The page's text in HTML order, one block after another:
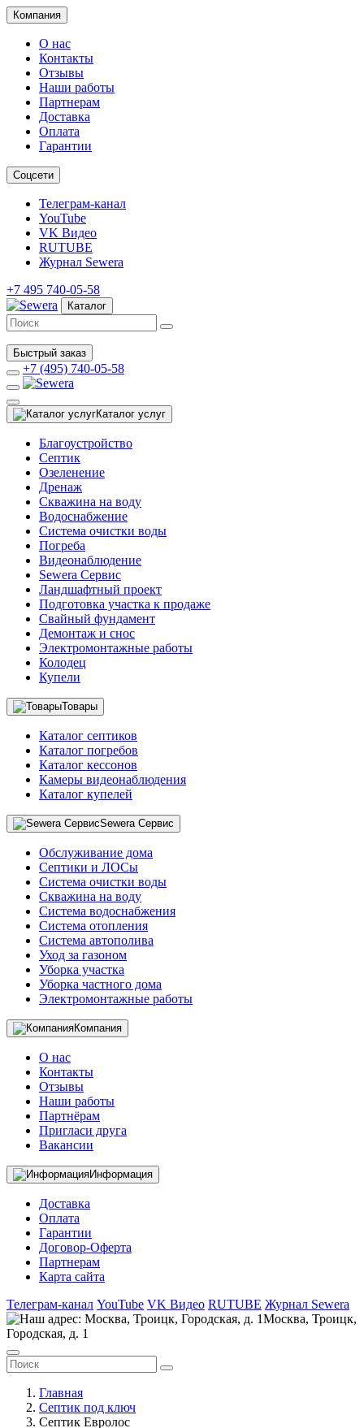
Компания
О нас
Контакты
Отзывы
Наши работы
Партнерам
Доставка
Оплата
Гарантии
Соцсети
Телеграм-канал
YouTube
VK Видео
RUTUBE
Журнал Sewera
+7 495 740-05-58
Каталог
Быстрый заказ
+7 (495) 740-05-58
Каталог услуг
Благоустройство
Септик
Озеленение
Дренаж
Скважина на воду
Водоснабжение
Система очистки воды
Погреба
Видеонаблюдение
Sewera Сервис
Ландшафтный проект
Подготовка участка к продаже
Свайный фундамент
Демонтаж и снос
Электромонтажные работы
Колодец
Купели
Товары
Каталог септиков
Каталог погребов
Каталог кессонов
Камеры видеонаблюдения
Каталог купелей
Sewera Сервис
Обслуживание дома
Септики и ЛОСы
Система очистки воды
Скважина на воду
Система водоснабжения
Система отопления
Система автополива
Уход за газоном
Уборка участка
Уборка частного дома
Электромонтажные работы
Компания
О нас
Контакты
Отзывы
Наши работы
Партнёрам
Пригласи друга
Вакансии
Информация
Доставка
Оплата
Гарантии
Договор-Оферта
Партнерам
Карта сайта
Телеграм-канал YouTube VK Видео RUTUBE Журнал Sewera
Москва, Троицк,
Городская, д. 1
Главная
Септик под ключ
Септик Евролос